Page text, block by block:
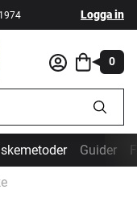
Logga in
0
Guider